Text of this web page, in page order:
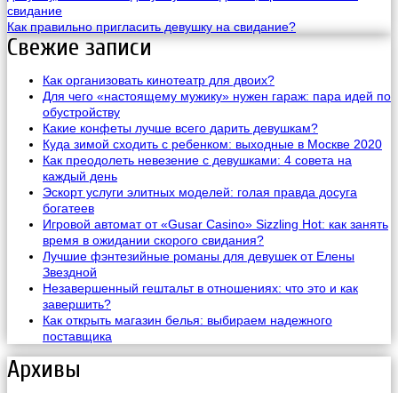
Как правильно пригласить девушку на свидание?
Свежие записи
Как организовать кинотеатр для двоих?
Для чего «настоящему мужику» нужен гараж: пара идей по
обустройству
Какие конфеты лучше всего дарить девушкам?
Куда зимой сходить с ребенком: выходные в Москве 2020
Как преодолеть невезение с девушками: 4 совета на
каждый день
Эскорт услуги элитных моделей: голая правда досуга
богатеев
Игровой автомат от «Gusar Casino» Sizzling Hot: как занять
время в ожидании скорого свидания?
Лучшие фэнтезийные романы для девушек от Елены
Звездной
Незавершенный гештальт в отношениях: что это и как
завершить?
Как открыть магазин белья: выбираем надежного
поставщика
Архивы